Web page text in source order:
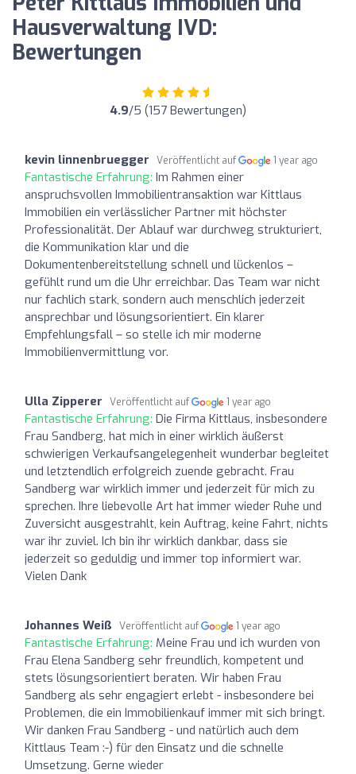
Hausverwaltung IVD:
Bewertungen
4.9/5 (157 Bewertungen)
kevin linnenbruegger Veröffentlicht auf 1 year ago
Fantastische Erfahrung: Im Rahmen einer
anspruchsvollen Immobilientransaktion war Kittlaus
Immobilien ein verlässlicher Partner mit höchster
Professionalität. Der Ablauf war durchweg strukturiert,
die Kommunikation klar und die
Dokumentenbereitstellung schnell und lückenlos –
gefühlt rund um die Uhr erreichbar. Das Team war nicht
nur fachlich stark, sondern auch menschlich jederzeit
ansprechbar und lösungsorientiert. Ein klarer
Empfehlungsfall – so stelle ich mir moderne
Immobilienvermittlung vor.
Ulla Zipperer Veröffentlicht auf 1 year ago
Fantastische Erfahrung: Die Firma Kittlaus, insbesondere
Frau Sandberg, hat mich in einer wirklich äußerst
schwierigen Verkaufsangelegenheit wunderbar begleitet
und letztendlich erfolgreich zuende gebracht. Frau
Sandberg war wirklich immer und jederzeit für mich zu
sprechen. Ihre liebevolle Art hat immer wieder Ruhe und
Zuversicht ausgestrahlt, kein Auftrag, keine Fahrt, nichts
war ihr zuviel. Ich bin ihr wirklich dankbar, dass sie
jederzeit so geduldig und immer top informiert war.
Vielen Dank
Johannes Weiß Veröffentlicht auf 1 year ago
Fantastische Erfahrung: Meine Frau und ich wurden von
Frau Elena Sandberg sehr freundlich, kompetent und
stets lösungsorientiert beraten. Wir haben Frau
Sandberg als sehr engagiert erlebt - insbesondere bei
Problemen, die ein Immobilienkauf immer mit sich bringt.
Wir danken Frau Sandberg - und natürlich auch dem
Kittlaus Team :-) für den Einsatz und die schnelle
Umsetzung. Gerne wieder